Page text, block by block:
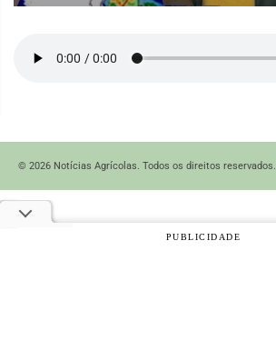
© 2026 Notícias Agrícolas. Todos os direitos reservados.
PUBLICIDADE